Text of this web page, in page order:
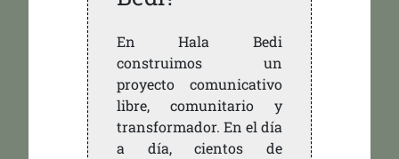
En Hala Bedi
construimos un
proyecto comunicativo
libre, comunitario y
transformador. En el día
a día, cientos de